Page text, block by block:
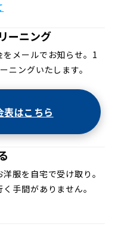
ーニング
をメールでお知らせ。1
ニングいたします。
表はこちら
服を自宅で受け取り。
手間がありません。